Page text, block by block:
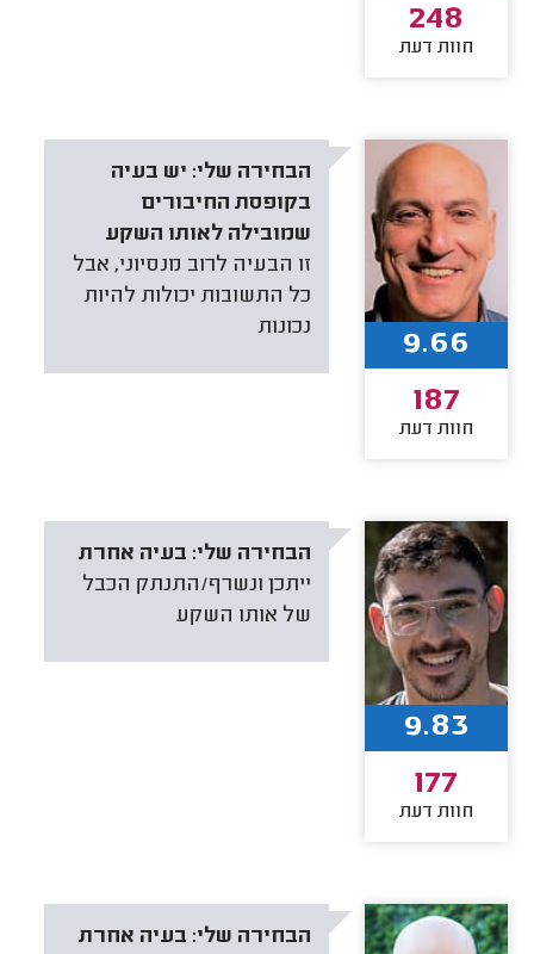
248
חוות דעת
הבחירה שלי: יש בעיה
בקופסת החיבורים
שמובילה לאותו השקע
זו הבעיה לרוב מנסיוני, אבל
כל התשובות יכולות להיות
נכונות
9.66
187
חוות דעת
הבחירה שלי: בעיה אחרת
ייתכן ונשרף/התנתק הכבל
של אותו השקע
9.83
177
חוות דעת
הבחירה שלי: בעיה אחרת